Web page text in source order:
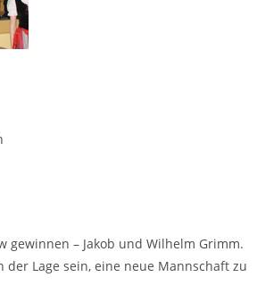
gewinnen – Jakob und Wilhelm Grimm.
Lage sein, eine neue Mannschaft zu